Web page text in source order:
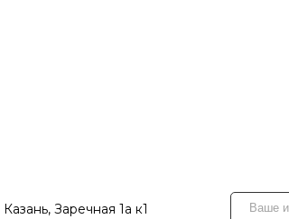
Казань, Заречная 1а к1